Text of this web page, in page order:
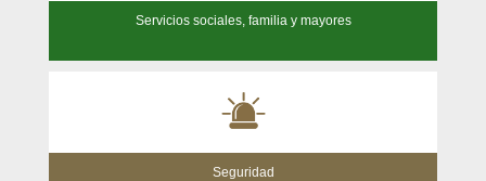
Servicios sociales, familia y mayores
Seguridad